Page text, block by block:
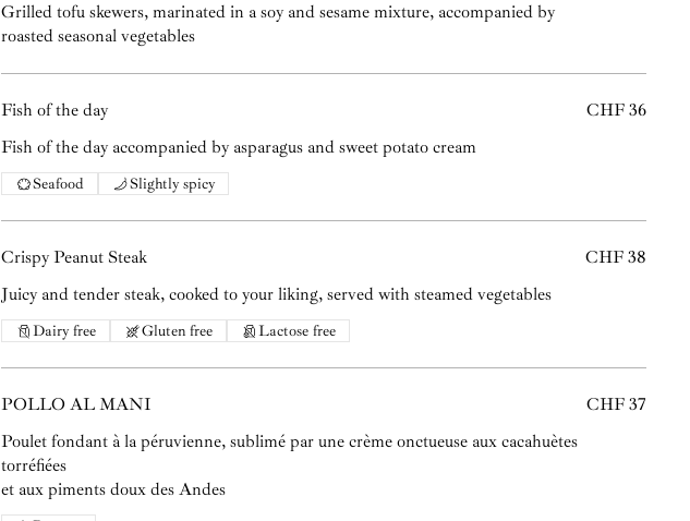
Grilled tofu skewers, marinated in a soy and sesame mixture, accompanied by
roasted seasonal vegetables
Fish of the day
Fish of the day accompanied by asparagus and sweet potato cream
CHF 36
Seafood Slightly spicy
Crispy Peanut Steak
Juicy and tender steak, cooked to your liking, served with steamed vegetables
CHF 38
Dairy free Gluten free Lactose free
POLLO AL MANI
Poulet fondant à la péruvienne, sublimé par une crème onctueuse aux cacahuètes
torréfiées
et aux piments doux des Andes
CHF 37